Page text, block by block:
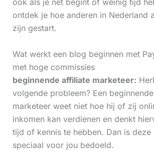
ook als je net begint of weinig tijd
ontdek je hoe anderen in Nederland
zijn gestart.
Wat werkt een blog beginnen met
met hoge commissies
beginnende affiliate marketeer:
volgende probleem? Een
marketeer weet niet hoe hij of zij
inkomen kan verdienen en denkt
tijd of kennis te hebben. Dan is deze
speciaal voor jou bedoeld.